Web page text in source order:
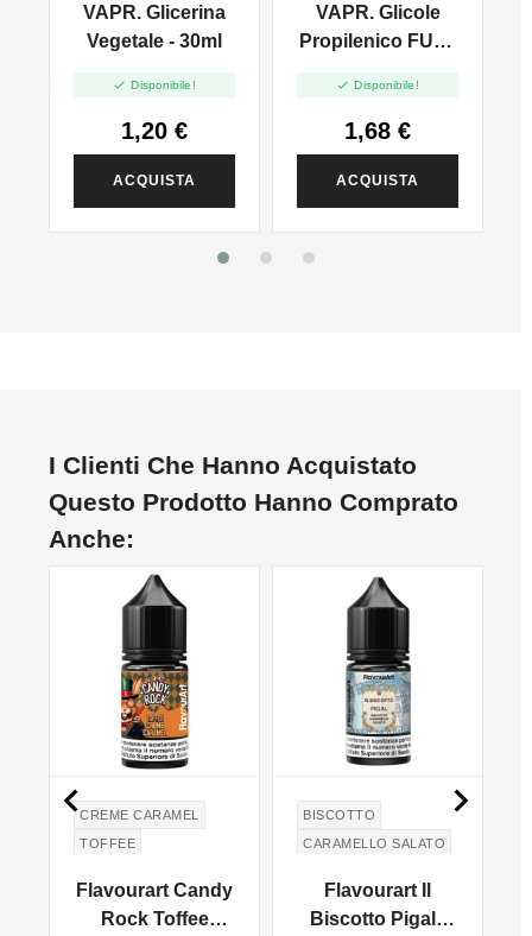
VAPR. Glicerina
Vegetale - 30ml
 Disponibile!
1,20 €
ACQUISTA
VAPR. Glicole
Propilenico FULL
 Disponibile!
1,68 €
ACQUISTA
I Clienti Che Hanno Acquistato
Questo Prodotto Hanno Comprato
Anche:
CREME CARAMEL
TOFFEE
Flavourart Candy
Rock Toffee
BISCOTTO
CARAMELLO SALATO
Flavourart Il
Biscotto Pigal -
NON DISPONIBILE
 